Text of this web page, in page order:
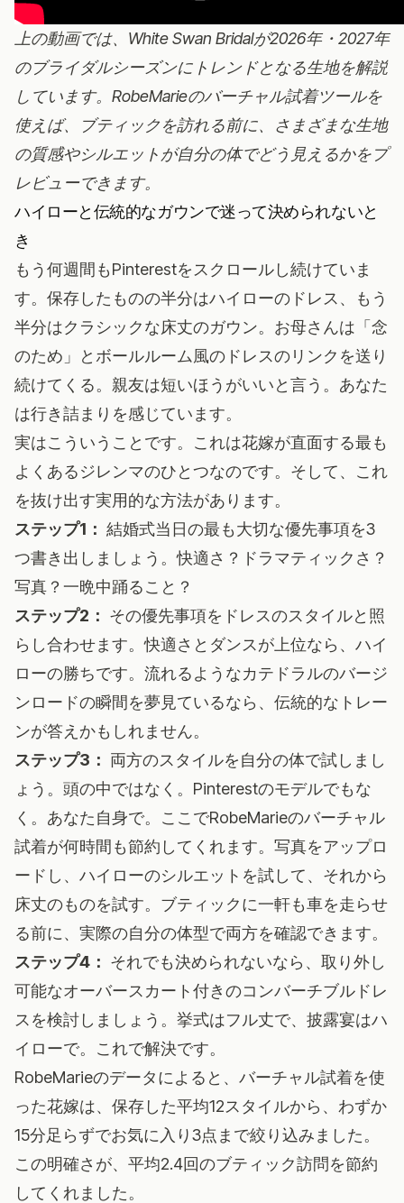
上の動画では、White Swan Bridalが2026年・2027年
のブライダルシーズンにトレンドとなる生地を解説
しています。RobeMarieのバーチャル試着ツールを
使えば、ブティックを訪れる前に、さまざまな生地
の質感やシルエットが自分の体でどう見えるかをプ
レビューできます。
ハイローと伝統的なガウンで迷って決められないと
き
もう何週間もPinterestをスクロールし続けていま
す。保存したものの半分はハイローのドレス、もう
半分はクラシックな床丈のガウン。お母さんは「念
のため」とボールルーム風のドレスのリンクを送り
続けてくる。親友は短いほうがいいと言う。あなた
は行き詰まりを感じています。
実はこういうことです。これは花嫁が直面する最も
よくあるジレンマのひとつなのです。そして、これ
を抜け出す実用的な方法があります。
ステップ1： 結婚式当日の最も大切な優先事項を3
つ書き出しましょう。快適さ？ドラマティックさ？
写真？一晩中踊ること？
ステップ2： その優先事項をドレスのスタイルと照
らし合わせます。快適さとダンスが上位なら、ハイ
ローの勝ちです。流れるようなカテドラルのバージ
ンロードの瞬間を夢見ているなら、伝統的なトレー
ンが答えかもしれません。
ステップ3： 両方のスタイルを自分の体で試しまし
ょう。頭の中ではなく。Pinterestのモデルでもな
く。あなた自身で。ここでRobeMarieのバーチャル
試着が何時間も節約してくれます。写真をアップロ
ードし、ハイローのシルエットを試して、それから
床丈のものを試す。ブティックに一軒も車を走らせ
る前に、実際の自分の体型で両方を確認できます。
ステップ4： それでも決められないなら、取り外し
可能なオーバースカート付きのコンバーチブルドレ
スを検討しましょう。挙式はフル丈で、披露宴はハ
イローで。これで解決です。
RobeMarieのデータによると、バーチャル試着を使
った花嫁は、保存した平均12スタイルから、わずか
15分足らずでお気に入り3点まで絞り込みました。
この明確さが、平均2.4回のブティック訪問を節約
してくれました。